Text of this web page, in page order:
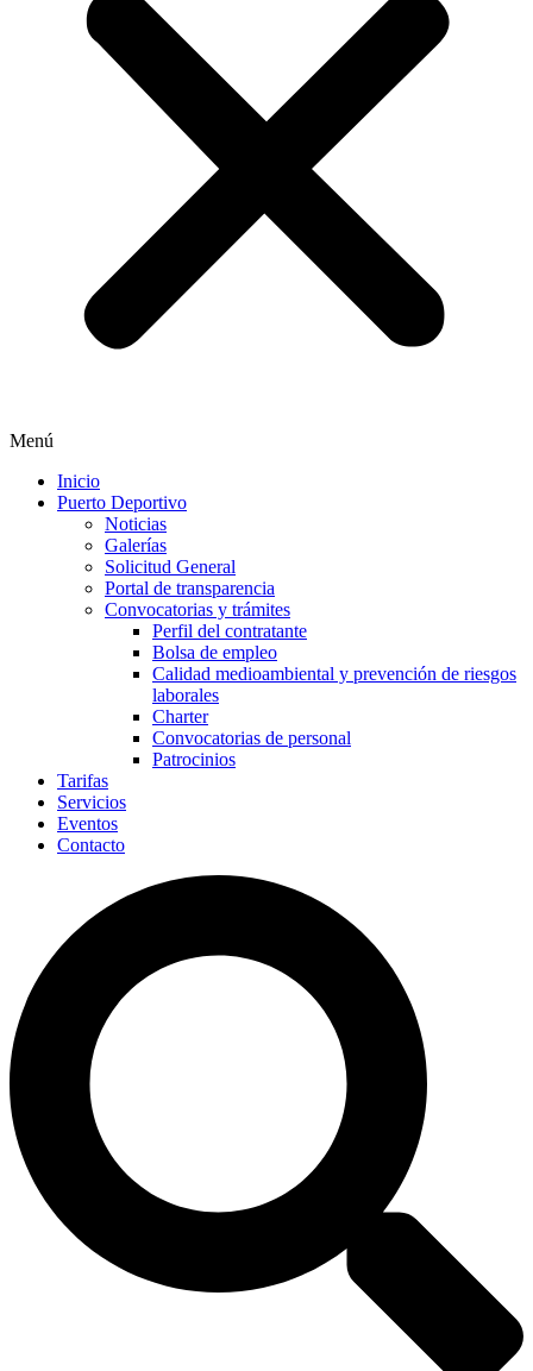
Menú
Inicio
Puerto Deportivo
Noticias
Galerías
Solicitud General
Portal de transparencia
Convocatorias y trámites
Perfil del contratante
Bolsa de empleo
Calidad medioambiental y prevención de riesgos
laborales
Charter
Convocatorias de personal
Patrocinios
Tarifas
Servicios
Eventos
Contacto